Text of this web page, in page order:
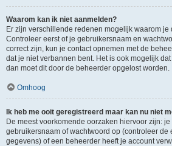
Waarom kan ik niet aanmelden?
Er zijn verschillende redenen mogelijk waarom je
Controleer eerst of je gebruikersnaam en
correct zijn, kun je contact opnemen met de
dat je niet verbannen bent. Het is ook mogelijk
dan moet dit door de beheerder opgelost worden.
Omhoog
Ik heb me ooit geregistreerd maar kan nu niet
De meest voorkomende oorzaken hiervoor zijn:
gebruikersnaam of wachtwoord op (controleer de
gegevens) of een beheerder heeft je account